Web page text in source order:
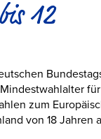
12
zum
von 18 Jahren